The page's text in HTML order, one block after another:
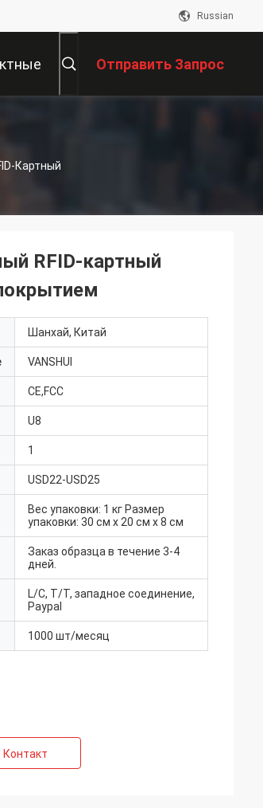
Russian
Отправить Запрос
Картный
RFID-картный
Шанхай, Китай
VANSHUI
CE,FCC
U8
1
USD22-USD25
Вес упаковки: 1 кг Размер
упаковки: 30 см х 20 см х 8 см
Заказ образца в течение 3-4
дней.
L/C, T/T, западное соединение,
Paypal
1000 шт/месяц
Контакт